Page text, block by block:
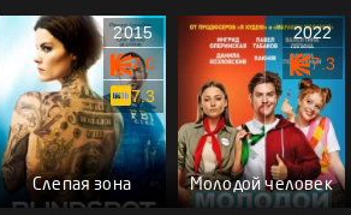
Слепая зона
2015
7.0
7.3
Молодой человек
2022
7.3